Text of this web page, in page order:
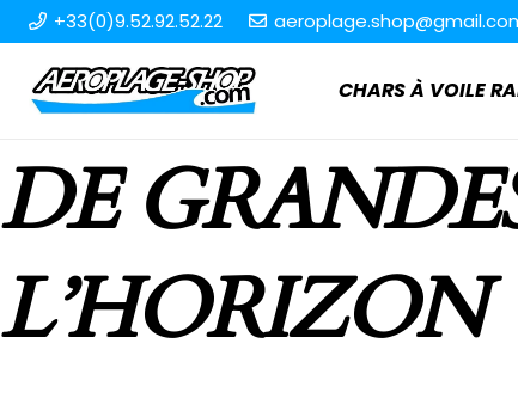
+33(0)9.52.92.52.22
CHARS À VOILE
DE
L’HORIZON